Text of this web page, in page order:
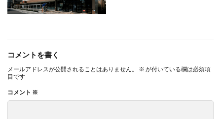
コメントを書く
メールアドレスが公開されることはありません。 ※ が付いている欄は必須項
目です
コメント ※